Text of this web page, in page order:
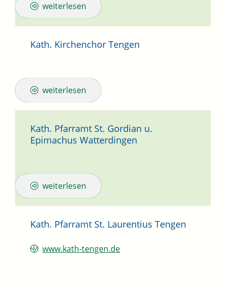
weiterlesen
Kath. Kirchenchor Tengen
weiterlesen
Kath. Pfarramt St. Gordian u.
Epimachus Watterdingen
weiterlesen
Kath. Pfarramt St. Laurentius Tengen
www.kath-tengen.de